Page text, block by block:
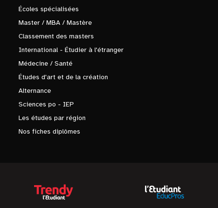
Écoles spécialisées
Master / MBA / Mastère
Classement des masters
International - Étudier à l'étranger
Médecine / Santé
Études d'art et de la création
Alternance
Sciences po - IEP
Les études par région
Nos fiches diplômes